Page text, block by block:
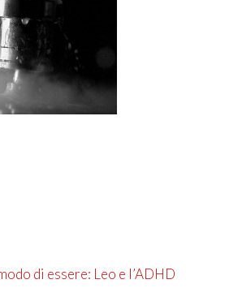
di essere: Leo e l’ADHD